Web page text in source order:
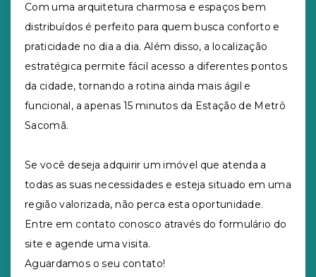
Com uma arquitetura charmosa e espaços bem
distribuídos é perfeito para quem busca conforto e
praticidade no dia a dia. Além disso, a localização
estratégica permite fácil acesso a diferentes pontos
da cidade, tornando a rotina ainda mais ágil e
funcional, a apenas 15 minutos da Estação de Metrô
Sacomã.
Se você deseja adquirir um imóvel que atenda a
todas as suas necessidades e esteja situado em uma
região valorizada, não perca esta oportunidade.
Entre em contato conosco através do formulário do
site e agende uma visita.
Aguardamos o seu contato!